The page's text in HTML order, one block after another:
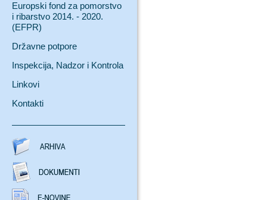
Europski fond za pomorstvo
i ribarstvo 2014. - 2020.
(EFPR)
Državne potpore
Inspekcija, Nadzor i Kontrola
Linkovi
Kontakti